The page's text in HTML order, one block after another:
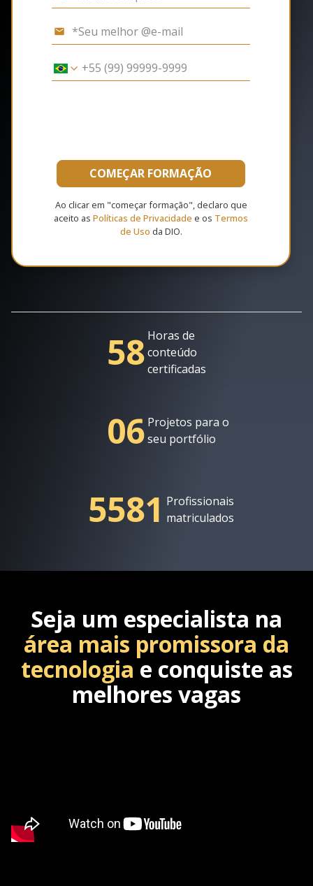
COMEÇAR FORMAÇÃO
Ao clicar em "começar formação", declaro que
aceito as Políticas de Privacidade e os Termos
de Uso da DIO.
58 Horas de
conteúdo
certificadas
06 Projetos para o
seu portfólio
5581 Profissionais
matriculados
Seja um especialista na
área mais promissora da
tecnologia e conquiste as
melhores vagas